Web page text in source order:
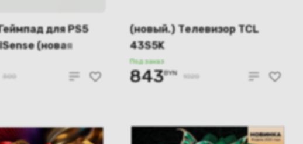
для PS5
(новая
300
(новый.) Телевизор TCL
43S5K
Под заказ
843BYN 1020